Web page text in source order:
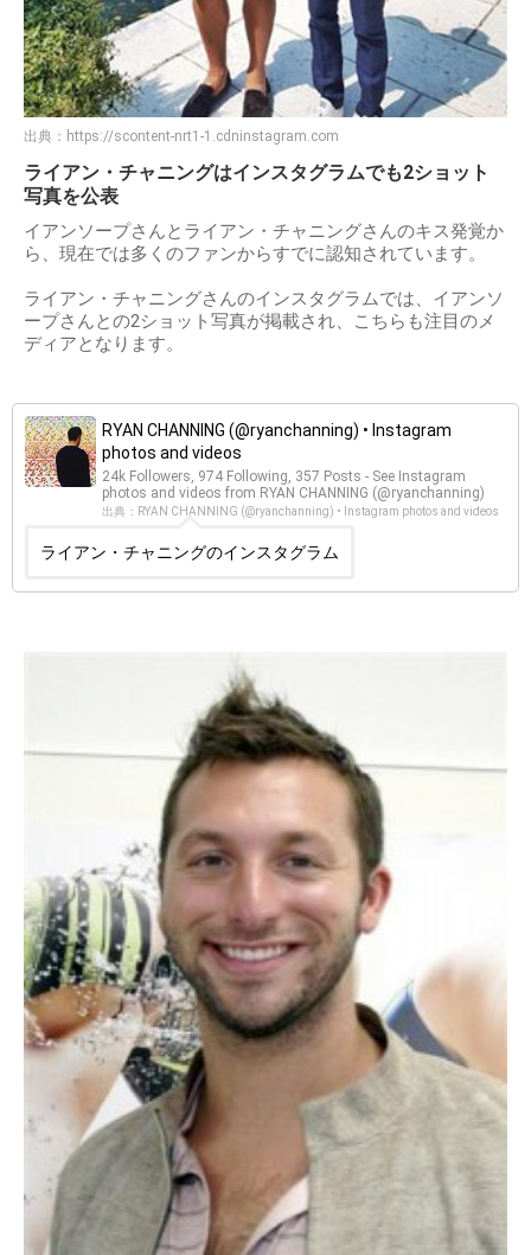
出典： https://scontent-nrt1-1.cdninstagram.com
ライアン・チャニングはインスタグラムでも2ショット
写真を公表
イアンソープさんとライアン・チャニングさんのキス発覚か
ら、現在では多くのファンからすでに認知されています。
ライアン・チャニングさんのインスタグラムでは、イアンソ
ープさんとの2ショット写真が掲載され、こちらも注目のメ
ディアとなります。
RYAN CHANNING (@ryanchanning) • Instagram
photos and videos
24k Followers, 974 Following, 357 Posts - See Instagram
photos and videos from RYAN CHANNING (@ryanchanning)
出典：RYAN CHANNING (@ryanchanning) • Instagram photos and videos
ライアン・チャニングのインスタグラム